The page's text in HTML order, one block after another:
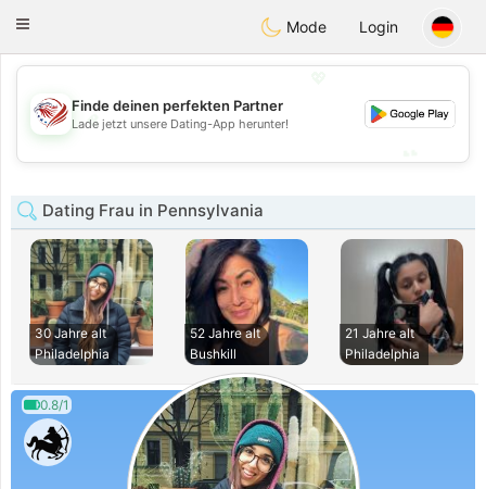
Dating
Toggle
Mode Login
💖
💕
Finde deinen perfekten Partner
Lade jetzt unsere Dating-App herunter!
Dating Frau in Pennsylvania
30 Jahre alt
Philadelphia
52 Jahre alt
Bushkill
21 Jahre alt
Philadelphia
0.8/1